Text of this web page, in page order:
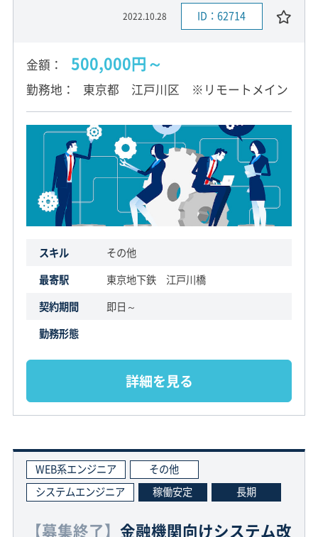
2022.10.28 ID：62714
金額 500,000円～
勤務地 東京都 江戸川区 ※リモートメイン
スキル
その他
最寄駅
東京地下鉄 江戸川橋
契約期間
即日～
勤務形態
詳細を見る
WEB系エンジニア
その他
システムエンジニア
稼働安定 長期
【募集終了】 金融機関向けシステム改